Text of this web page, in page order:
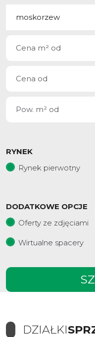
RYNEK
Rynek pierwotny
DODATKOWE OPCJE
Oferty ze zdjęciami
Wirtualne spacery
DZIAŁKI